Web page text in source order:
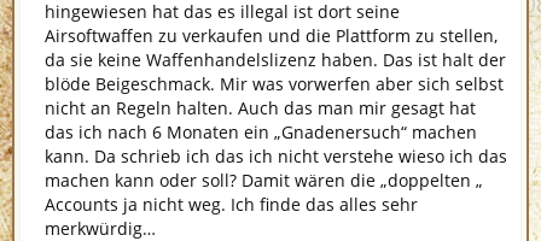
hingewiesen hat das es illegal ist dort seine
Airsoftwaffen zu verkaufen und die Plattform zu stellen,
da sie keine Waffenhandelslizenz haben. Das ist halt der
blöde Beigeschmack. Mir was vorwerfen aber sich selbst
nicht an Regeln halten. Auch das man mir gesagt hat
das ich nach 6 Monaten ein „Gnadenersuch“ machen
kann. Da schrieb ich das ich nicht verstehe wieso ich das
machen kann oder soll? Damit wären die „doppelten „
Accounts ja nicht weg. Ich finde das alles sehr
merkwürdig…